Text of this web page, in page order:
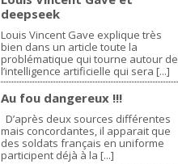
deepseek
Louis Vincent Gave explique très
bien dans un article toute la
problématique qui tourne autour de
l’intelligence artificielle qui sera [...]
Au fou dangereux !!!
D’après deux sources différentes
mais concordantes, il apparait que
des soldats français en uniforme
participent déjà à la [...]